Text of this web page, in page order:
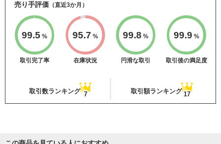
売り手評価 （直近3か月）
99.5 %
取引完了率
95.7 %
在庫状況
99.8 %
円滑な取引
99.9 %
取引後の満足度
取引数ランキング 7 取引額ランキング 17